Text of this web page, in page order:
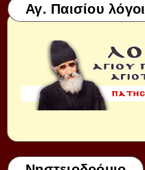
Αγ. Παισίου λόγοι